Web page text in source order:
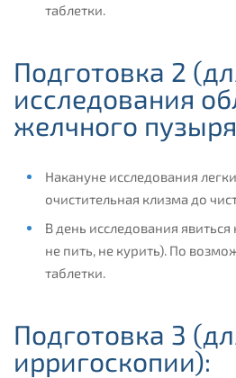
таблетки.
Подготовка 2
исследования
желчного
Накануне исследования
очистительная клизма до
В день исследования явиться
не пить, не курить). По
таблетки.
Подготовка 3
ирригоскопии):